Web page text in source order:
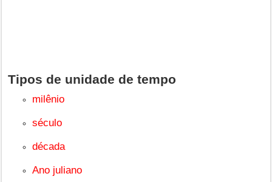
Tipos de unidade de tempo
milênio
século
década
Ano juliano